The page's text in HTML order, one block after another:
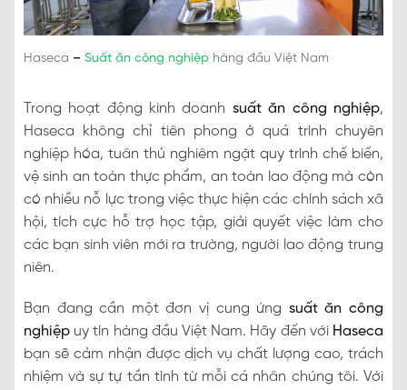
Haseca – Suất ăn công nghiệp hàng đầu Việt Nam
Trong hoạt động kinh doanh suất ăn công nghiệp,
Haseca không chỉ tiên phong ở quá trình chuyên
nghiệp hóa, tuân thủ nghiêm ngặt quy trình chế biến,
vệ sinh an toàn thực phẩm, an toàn lao động mà còn
có nhiều nỗ lực trong việc thực hiện các chính sách xã
hội, tích cực hỗ trợ học tập, giải quyết việc làm cho
các bạn sinh viên mới ra trường, người lao động trung
niên.
Bạn đang cần một đơn vị cung ứng suất ăn công
nghiệp uy tín hàng đầu Việt Nam. Hãy đến vớiHaseca
bạn sẽ cảm nhận được dịch vụ chất lượng cao, trách
nhiệm và sự tự tần tình từ mỗi cá nhân chúng tôi. Với